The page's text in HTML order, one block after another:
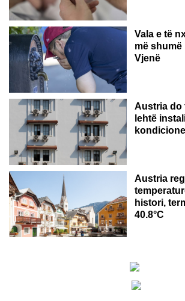
Vala e të
më
Vjenë
Austria do
lehtë
Austria
histori,
40.8°C